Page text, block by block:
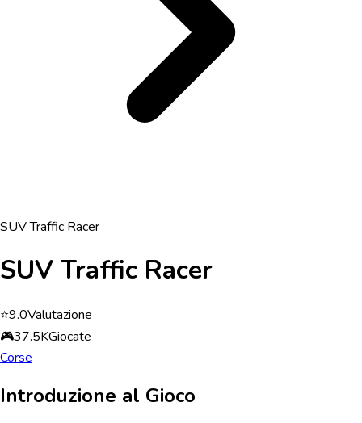
SUV Traffic Racer
SUV Traffic Racer
⭐9.0Valutazione
🎮37.5KGiocate
Corse
Introduzione al Gioco